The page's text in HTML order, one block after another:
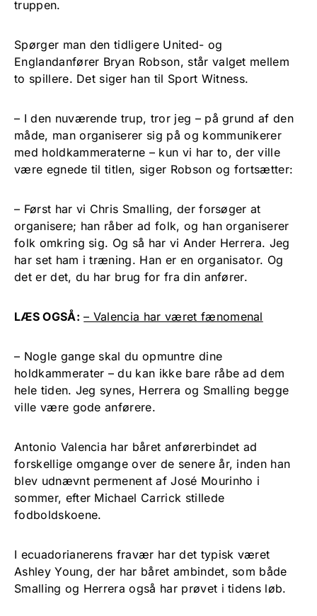
truppen.
Spørger man den tidligere United- og
Englandanfører Bryan Robson, står valget mellem
to spillere. Det siger han til Sport Witness.
– I den nuværende trup, tror jeg – på grund af den
måde, man organiserer sig på og kommunikerer
med holdkammeraterne – kun vi har to, der ville
være egnede til titlen, siger Robson og fortsætter:
– Først har vi Chris Smalling, der forsøger at
organisere; han råber ad folk, og han organiserer
folk omkring sig. Og så har vi Ander Herrera. Jeg
har set ham i træning. Han er en organisator. Og
det er det, du har brug for fra din anfører.
LÆS OGSÅ: – Valencia har været fænomenal
– Nogle gange skal du opmuntre dine
holdkammerater – du kan ikke bare råbe ad dem
hele tiden. Jeg synes, Herrera og Smalling begge
ville være gode anførere.
Antonio Valencia har båret anførerbindet ad
forskellige omgange over de senere år, inden han
blev udnævnt permenent af José Mourinho i
sommer, efter Michael Carrick stillede
fodboldskoene.
I ecuadorianerens fravær har det typisk været
Ashley Young, der har båret ambindet, som både
Smalling og Herrera også har prøvet i tidens løb.